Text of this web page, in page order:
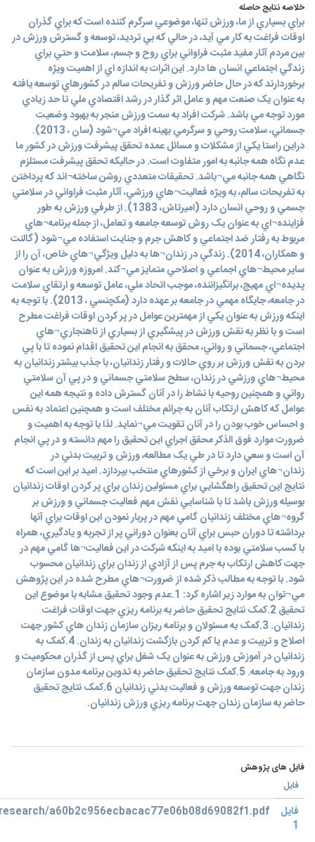
خلاصه نتایج حاصله
براي بسياري از ما، ورزش تنها، موضوعي سرگرم کننده است که براي گذران
اوقات فراغت به کار مي آيد، در حالي که بي ترديد، توسعه و گسترش ورزش در
بين مردم آثار مفيد مثبت فراواني براي روح و جسم، سلامت و حتي براي
زندگي اجتماعي انسان ها دارد. اين اثرات به اندازه اي از اهميت ويژه
برخوردارند که در حال حاضر ورزش و تفريحات سالم در کشورهاي توسعه يافته
به عنوان يک صنعت مهم و عامل اثر گذار در رشد اقتصادي ملي تا حد زيادي
مورد توجه مي باشد. شرکت افراد به سمت ورزش منجر به بهبود وضعيت
جسماني، سلامت روحي و سرگرمي بهينه افراد مي¬شود (سان ، 2013).
دراين راستا يکي از مشکلات و مسائل عمده تحقق پيشرفت ورزش در کشور ما
عدم نگاه همه جانبه به امور متفاوت است. در حاليکه تحقق پيشرفت مستلزم
نگاهي همه جانبه مي¬باشد. تحقيقات متعددي روشن ساخته¬اند که پرداختن
به تفريحات سالم، به ويژه فعاليت¬هاي ورزشي، آثار مثبت فراواني در سلامتي
جسمي و روحي انسان دارد (اميرتاش، 1383). از طرفي ورزش به طور
فزاينده¬اي به عنوان يک روش توسعه جامعه و تعامل، از جمله برنامه¬هاي
مربوط به رفتار ضد اجتماعي و کاهش جرم و جنايت استفاده مي¬شود (گالنت
و همکاران، 2014). زندگي در زندان¬ها به دليل ويژگي¬هاي خاص، آن را از
ساير محيط¬هاي اجماعي و اصلاحي متمايز مي¬کند. امروزه ورزش به عنوان
پديده¬اي مهيج، برانگيزاننده، موجب اتحاد ملي، عامل توسعه و ارتقاي سلامت
در جامعه، جايگاه مهمي در جامعه بر عهده دارد (مکچنسي ، 2013). با توجه به
اينکه ورزش به عنوان يکي از مهمترين عوامل در پر کردن اوقات فراغت مطرح
است و با نظر به نقش ورزش در پيشگيري از بسياري از ناهنجاري¬هاي
اجتماعي، جسماني و رواني، محقق به انجام اين تحقيق اقدام نموده تا با پي
بردن به نقش ورزش بر روي حالات و رفتار زندانيان، با جذب بيشتر زندانيان به
محيط¬هاي ورزشي در زندان، سطح سلامتي جسماني و در پي آن سلامتي
رواني و همچنين روحيه با نشاط را در آنان گسترش داده و نتيجه همه اين
عوامل که کاهش ارتکاب آنان به جرائم مختلف است و همچنين اعتماد به نفس
و احساس خوب بودن را در آنان تقويت مي¬نمايد. لذا با توجه به اهميت و
ضرورت موارد فوق الذكر محقق اجراي اين تحقيق را مهم دانسته و در پي انجام
آن است و سعي دارد تا در طي يک مطالعه، ورزش و تربيت بدني در
زندان¬هاي ايران و برخي از کشورهاي منتخب بپردازد. اميد بر اين است که
نتايج اين تحقيق راهگشايي براي مسئولين زندان براي پر کردن اوقات زندانيان
بوسيله ورزش باشد تا با شناسايي نقش مهم فعاليت جسماني و ورزش بر
گروه¬هاي مختلف زندانيان گامي مهم در پربار نمودن اين اوقات براي آنها
برداشته تا دوران حبس براي آنان بعنوان دوراني پر از تجربه و يادگيري، همراه
با کسب سلامتي بوده با اميد به اينکه شرکت در اين فعاليت¬ها گامي مهم در
جهت کاهش ارتکاب به جرم پس از آزادي از زندان براي زندانيان محسوب
شود. با توجه به مطالب ذکر شده از ضرورت¬هاي مطرح شده در اين پژوهش
مي¬توان به موارد زير اشاره کرد: 1.عدم وجود تحقيق مشابه با موضوع اين
تحقيق 2.کمک نتايج تحقيق حاضر به برنامه ريزي جهت اوقات فراغت
زندانيان. 3.کمک به مسئولان و برنامه ريزان سازمان زندان هاي کشور جهت
اصلاح و تربيت و عدم يا کم کردن بازگشت زندانيان به زندان. 4.کمک به
زندانيان در آموزش ورزش به عنوان يک شغل براي پس از گذران محکوميت و
ورود به جامعه. 5.کمک نتايج تحقيق حاضر به تدوين برنامه مدون سازمان
زندان جهت توسعه ورزش و فعاليت بدني زندانيان 6.کمک نتايج تحقيق
حاضر به سازمان زندان جهت برنامه ريزي ورزش زندانيان.
فایل های پژوهش
فایل
فایل
1
a60b2c956ecbacac77e06b08d69082f1.pdf